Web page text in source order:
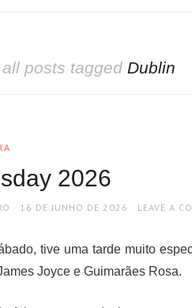
posts tagged Dublin
2026
POSTED
16 DE JUNHO DE 2026 LEAVE A
tive uma tarde muito
Joyce e Guimarães Rosa.